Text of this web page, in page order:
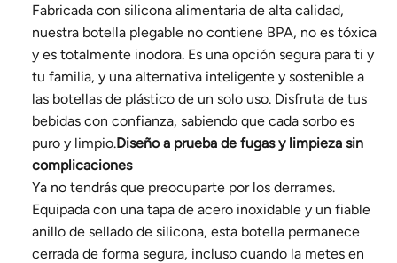
Fabricada con silicona alimentaria de alta calidad,
nuestra botella plegable no contiene BPA, no es tóxica
y es totalmente inodora. Es una opción segura para ti y
tu familia, y una alternativa inteligente y sostenible a
las botellas de plástico de un solo uso. Disfruta de tus
bebidas con confianza, sabiendo que cada sorbo es
puro y limpio.Diseño a prueba de fugas y limpieza sin
complicaciones
Ya no tendrás que preocuparte por los derrames.
Equipada con una tapa de acero inoxidable y un fiable
anillo de sellado de silicona, esta botella permanece
cerrada de forma segura, incluso cuando la metes en